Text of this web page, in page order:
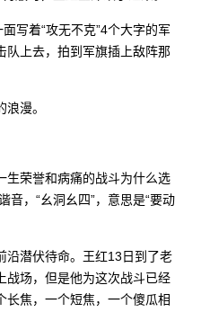
写着“攻无不克”4个大字的军
队上去，拍到军旗插上敌阵那
漫。
生荣誉和病痛的战斗为什么选
音，“幺洞幺四”，意思是“要动
沿潜伏待命。王红13日到了老
战场，但是他为这次战斗已经
焦，一个短焦，一个傻瓜相